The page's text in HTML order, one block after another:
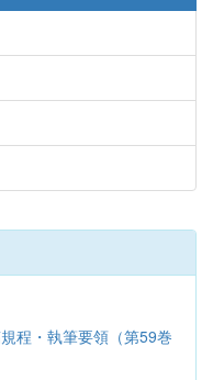
程・執筆要領（第59巻